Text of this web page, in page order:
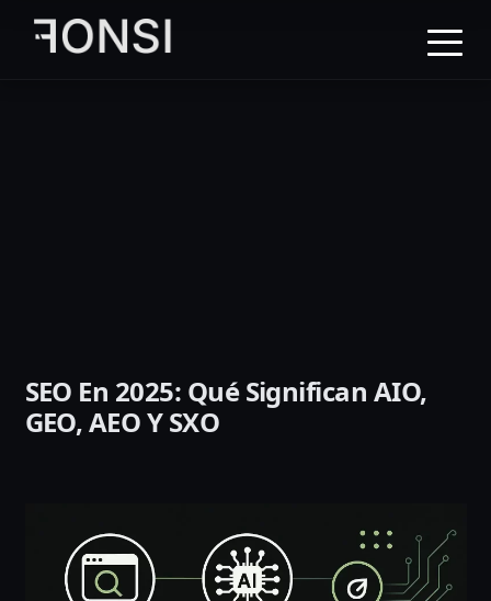
contenido
SEO En 2025: Qué Significan AIO,
GEO, AEO Y SXO